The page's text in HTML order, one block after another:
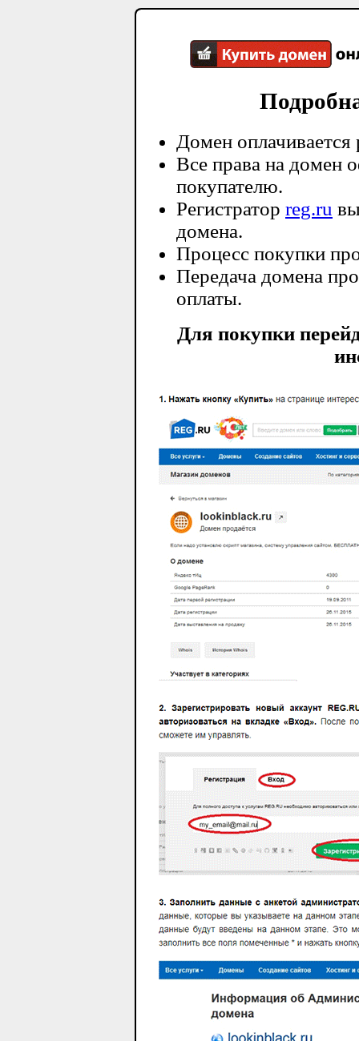
Домен оплачивается
Все права на домен
покупателю.
Регистратор reg.ru
домена.
Процесс покупки
Передача домена
оплаты.
Для покупки